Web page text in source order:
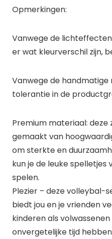
Opmerkingen:
Vanwege de
er wat kleurverschil zijn,
Vanwege de handmatige
tolerantie in de
Premium materiaal:
gemaakt van
om sterkte en
kun je de leuke spelletjes
spelen.
Plezier – deze volleybal-
biedt jou en je vrienden
kinderen als
onvergetelijke tijd